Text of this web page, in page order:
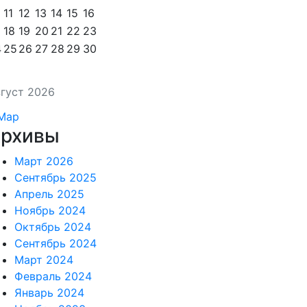
2026
11 12 13 14 15 16
18 19 20 21 22 23
25 26 27 28 29 30
Март 2026
Сентябрь 2025
Апрель 2025
Ноябрь 2024
Октябрь 2024
Сентябрь 2024
Март 2024
Февраль 2024
Январь 2024